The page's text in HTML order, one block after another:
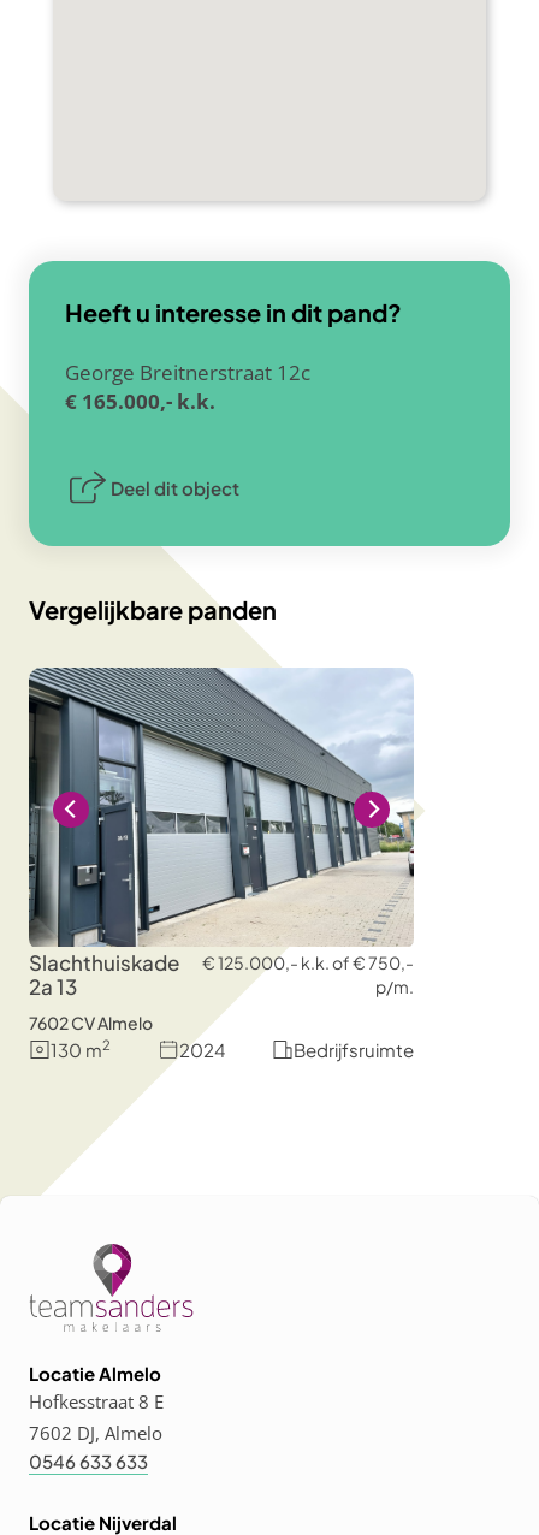
Heeft u interesse in dit pand?
George Breitnerstraat 12c
€ 165.000,- k.k.
Deel dit object
Vergelijkbare panden
Slachthuiskade
2a 13
7602 CV Almelo
€ 125.000,- k.k. of € 750,-
p/m.
130 m2 2024 Bedrijfsruimte
Locatie Almelo
Hofkesstraat 8 E
7602 DJ, Almelo
0546 633 633
Locatie Nijverdal